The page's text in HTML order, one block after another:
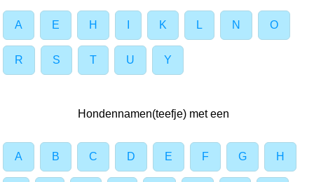
A E H K L N O
R S T U Y
Hondennamen(teefje) met een
A B C D E F G H